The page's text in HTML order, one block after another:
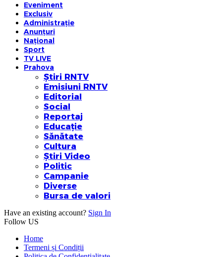
Eveniment
Exclusiv
Administrație
Anunțuri
Național
Sport
TV LIVE
Prahova
Știri RNTV
Emisiuni RNTV
Editorial
Social
Reportaj
Educație
Sănătate
Cultura
Știri Video
Politic
Campanie
Diverse
Bursa de valori
Have an existing account? Sign In
Follow US
Home
Termeni și Condiții